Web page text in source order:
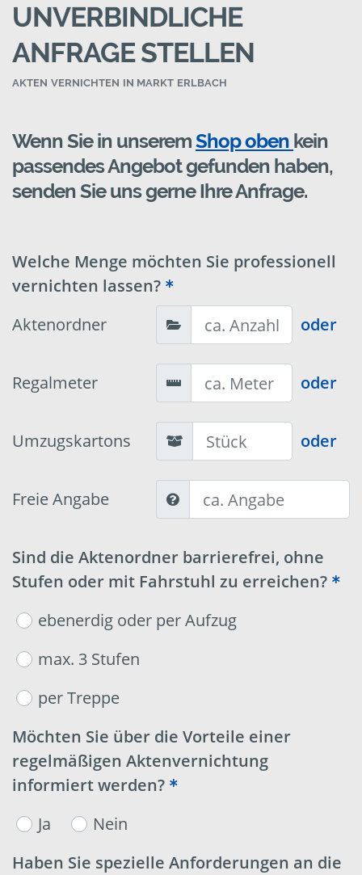
UNVERBINDLICHE
ANFRAGE STELLEN
AKTEN VERNICHTEN IN MARKT ERLBACH
Wenn Sie in unseremShop oben kein
passendes Angebot gefunden haben,
senden Sie uns gerne Ihre Anfrage.
Welche Menge möchten Sie professionell
vernichten lassen?
Aktenordner
oder
Regalmeter oder
Umzugskartons oder
Freie Angabe
Sind die Aktenordner barrierefrei, ohne
Stufen oder mit Fahrstuhl zu erreichen?
ebenerdig oder per Aufzug
max. 3 Stufen
per Treppe
Möchten Sie über die Vorteile einer
regelmäßigen Aktenvernichtung
informiert werden?
Ja
Nein
Haben Sie spezielle Anforderungen an die